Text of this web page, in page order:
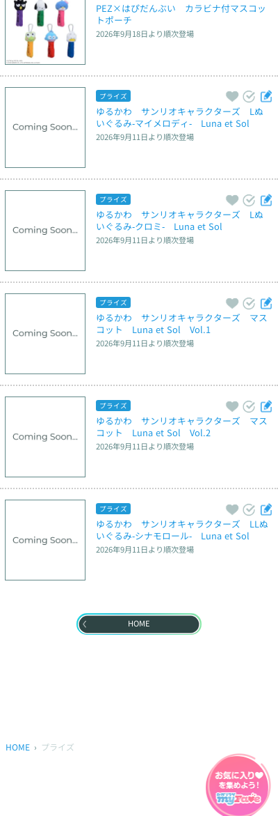
PEZ×はぴだんぶい　カラビナ付マスコッ
トポーチ
2026年9月18日より順次登場
プライズ
ゆるかわ　サンリオキャラクターズ　Lぬ
いぐるみ‐マイメロディ‐　Luna et Sol
2026年9月11日より順次登場
プライズ
ゆるかわ　サンリオキャラクターズ　Lぬ
いぐるみ‐クロミ‐　Luna et Sol
2026年9月11日より順次登場
プライズ
ゆるかわ　サンリオキャラクターズ　マス
コット　Luna et Sol　Vol.1
2026年9月11日より順次登場
プライズ
ゆるかわ　サンリオキャラクターズ　マス
コット　Luna et Sol　Vol.2
2026年9月11日より順次登場
プライズ
ゆるかわ　サンリオキャラクターズ　LLぬ
いぐるみ‐シナモロール‐　Luna et Sol
2026年9月11日より順次登場
HOME
HOME プライズ